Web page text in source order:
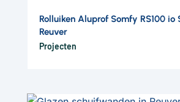
Rolluiken Aluprof Somfy RS100 io
Reuver
Projecten